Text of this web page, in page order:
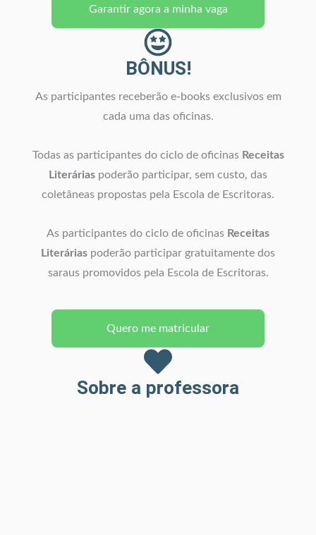
Garantir agora a minha vaga
BÔNUS!
As participantes receberão e-books exclusivos em
cada uma das oficinas.
Todas as participantes do ciclo de oficinas Receitas
Literárias poderão participar, sem custo, das
coletâneas propostas pela Escola de Escritoras.
As participantes do ciclo de oficinas Receitas
Literárias poderão participar gratuitamente dos
saraus promovidos pela Escola de Escritoras.
Quero me matricular
Sobre a professora